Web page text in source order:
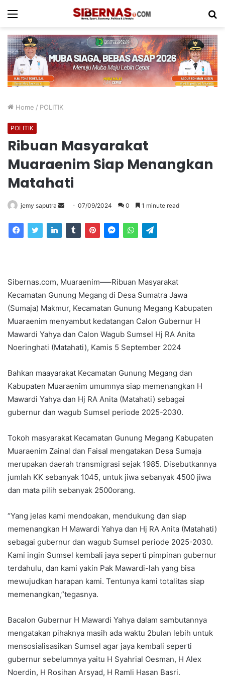
Menu
Home / POLITIK
POLITIK
Ribuan Masyarakat
Muaraenim Siap Menangkan
Matahati
jemy saputra
Send
email
07/09/2024 0 1 minute read
Sibernas.com, Muaraenim—–Ribuan Masyarakat
Kecamatan Gunung Megang di Desa Sumatra Jawa
(Sumaja) Makmur, Kecamatan Gunung Megang Kabupaten
Muaraenim menyambut kedatangan Calon Gubernur H
Mawardi Yahya dan Calon Wagub Sumsel Hj RA Anita
Noeringhati (Matahati), Kamis 5 September 2024
Bahkan maayarakat Kecamatan Gunung Megang dan
Kabupaten Muaraenim umumnya siap memenangkan H
Mawardi Yahya dan Hj RA Anita (Matahati) sebagai
gubernur dan wagub Sumsel periode 2025-2030.
Tokoh masyarakat Kecamatan Gunung Megang Kabupaten
Muaraenim Zainal dan Faisal mengatakan Desa Sumaja
merupakan daerah transmigrasi sejak 1985. Disebutkannya
jumlah KK sebanyak 1045, untuk jiwa sebanyak 4500 jiwa
dan mata pilih sebanyak 2500orang.
“Yang jelas kami mendoakan, mendukung dan siap
memenangkan H Mawardi Yahya dan Hj RA Anita (Matahati)
sebagai gubernur dan wagub Sumsel periode 2025-2030.
Kami ingin Sumsel kembali jaya seperti pimpinan gubernur
terdahulu, dan kami yakin Pak Mawardi-lah yang bisa
mewujudkan harapan kami. Tentunya kami totalitas siap
memenangkan,”tegasnya.
Bacalon Gubernur H Mawardi Yahya dalam sambutannya
mengatakan pihaknya masih ada waktu 2bulan lebih untuk
mensosialisasikan Sumsel agar jaya kembali seperti
gubernur sebelumnya yaitu H Syahrial Oesman, H Alex
Noerdin, H Rosihan Arsyad, H Ramli Hasan Basri.